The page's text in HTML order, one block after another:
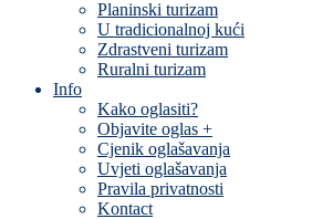
Planinski turizam
U tradicionalnoj kući
Zdrastveni turizam
Ruralni turizam
Info
Kako oglasiti?
Objavite oglas +
Cjenik oglašavanja
Uvjeti oglašavanja
Pravila privatnosti
Kontact